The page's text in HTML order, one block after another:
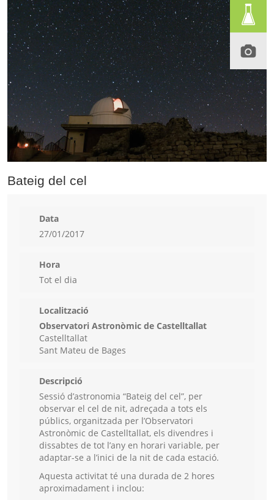
Bateig del cel
Data
27/01/2017
Hora
Tot el dia
Localització
Observatori Astronòmic de Castelltallat
Castelltallat
Sant Mateu de Bages
Descripció
Sessió d’astronomia “Bateig del cel”, per
observar el cel de nit, adreçada a tots els
públics, organitzada per l’Observatori
Astronòmic de Castelltallat, els divendres i
dissabtes de tot l’any en horari variable, per
adaptar-se a l’inici de la nit de cada estació.
Aquesta activitat té una durada de 2 hores
aproximadament i inclou: